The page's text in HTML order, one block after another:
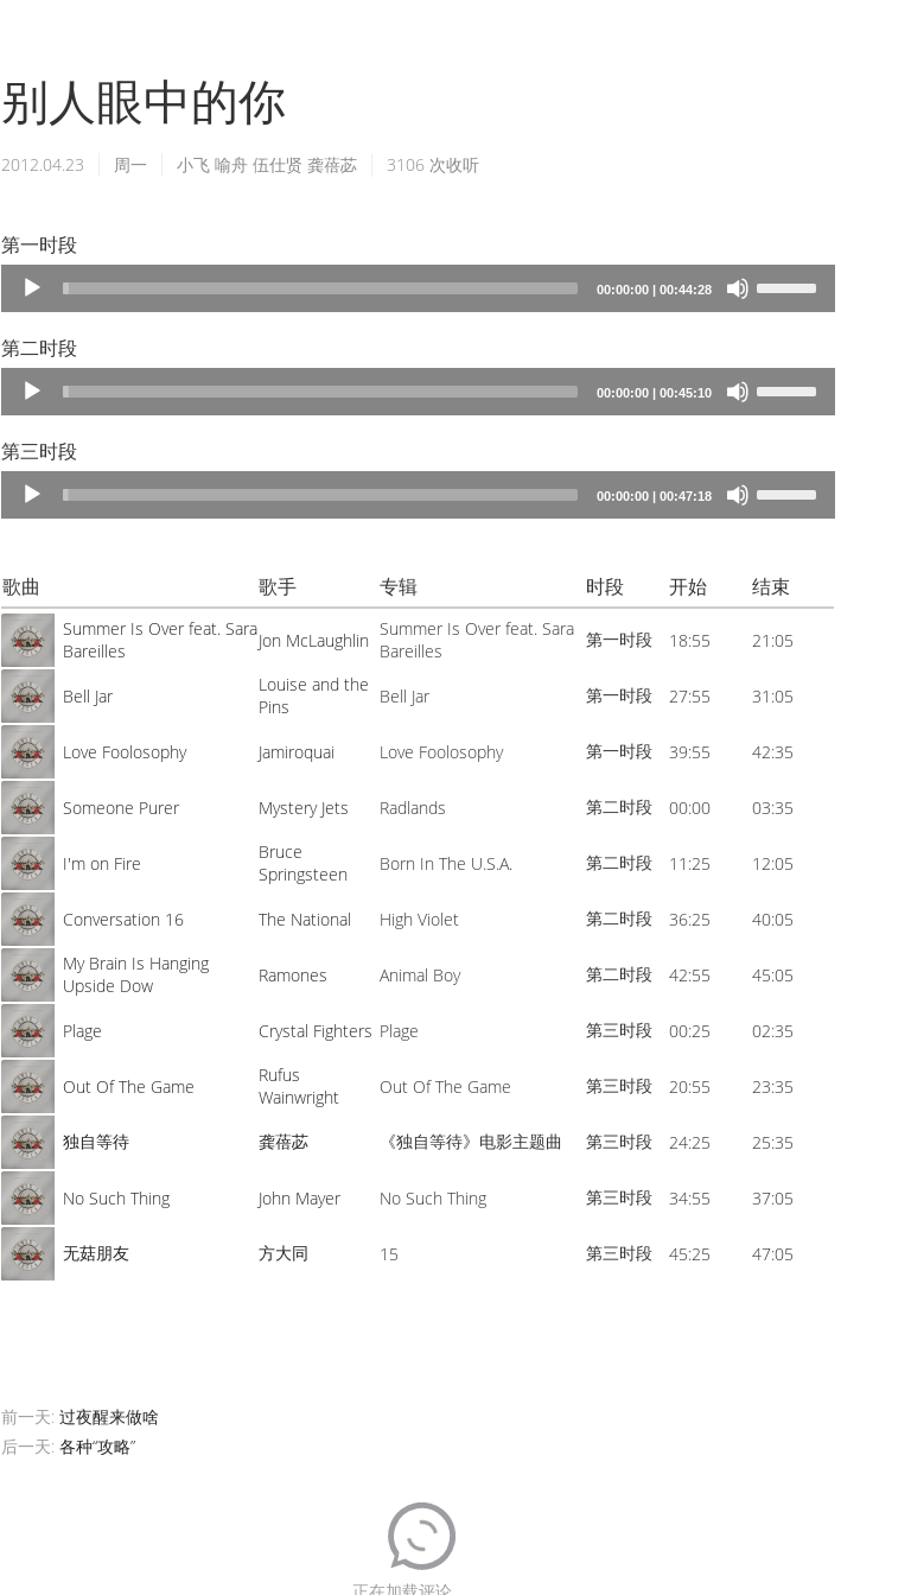
别人眼中的你
2012.04.23 周一 小飞 喻舟 伍仕贤 龚蓓苾 3106 次收听
第一时段
Audio
Player
00:00:00| 00:44:28
Use
Up/Down
to
第二时段
Audio
Player
00:00:00| 00:45:10
Use
Up/Down
to
or
decrease
volume.
第三时段
Audio
Player
00:00:00| 00:47:18
Use
Up/Down
keys
increase
volume.
歌曲 歌手 专辑 时段 开始 结束
Summer Is Over feat. Sara
Bareilles
Jon McLaughlin
Summer Is Over feat. Sara
Bareilles
第一时段 18:55 21:05
Bell Jar
Louise and the
Pins
Bell Jar 第一时段 27:55 31:05
Love Foolosophy Jamiroquai Love Foolosophy 第一时段 39:55 42:35
Someone Purer Mystery Jets Radlands 第二时段 00:00 03:35
I'm on Fire
Bruce
Springsteen
Born In The U.S.A. 第二时段 11:25 12:05
Conversation 16 The National High Violet 第二时段 36:25
40:05
My Brain Is Hanging
Upside Dow
Ramones Animal Boy 第二时段 42:55 45:05
Plage Crystal Fighters Plage 第三时段 00:25 02:35
Out Of The Game
Rufus
Wainwright
Out Of The Game 第三时段 20:55 23:35
独自等待 龚蓓苾 《独自等待》电影主题曲 第三时段 24:25 25:35
No Such Thing John Mayer No Such Thing 第三时段 34:55 37:05
无菇朋友 方大同 15 第三时段 45:25 47:05
前一天:过夜醒来做啥
后一天:各种“攻略”